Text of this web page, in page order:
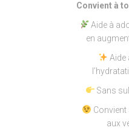
Convient à
Aide à
en
Aide
Sans
Convient
aux